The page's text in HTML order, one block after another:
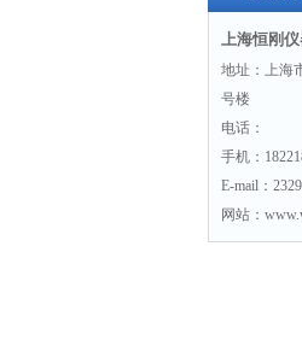
上海恒刚
地址：上海
号楼
电话：
手机：
E-mail：
网站：